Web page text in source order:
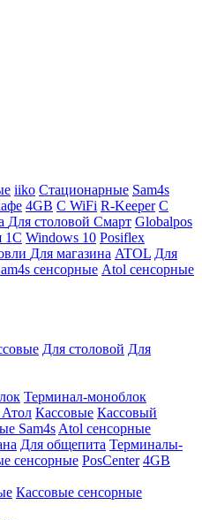
iiko Стационарные Sam4s
4GB С WiFi R-Keeper С
Для столовой Смарт Globalpos
1С Windows 10 Posiflex
Для магазина ATOL Для
сенсорные Atol сенсорные
Для столовой Для
Терминал-моноблок
Атол Кассовые Кассовый
Sam4s Atol сенсорные
Для общепита Терминалы-
сенсорные PosCenter 4GB
Кассовые сенсорные